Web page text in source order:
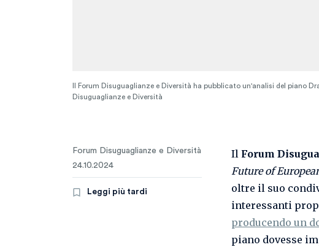
Il Forum Disuguaglianze e Diversità ha pubblicato un'analisi del piano
Disuguaglianze e Diversità
Forum Disuguaglianze e Diversità
24.10.2024
Leggi più tardi
Il Forum
Future of
oltre il suo
interessanti
producendo un
piano dovesse